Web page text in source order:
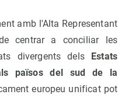
amb l'Alta Representant
centrar a conciliar les
divergents dels
Estats
països del sud de la
europeu unificat pot